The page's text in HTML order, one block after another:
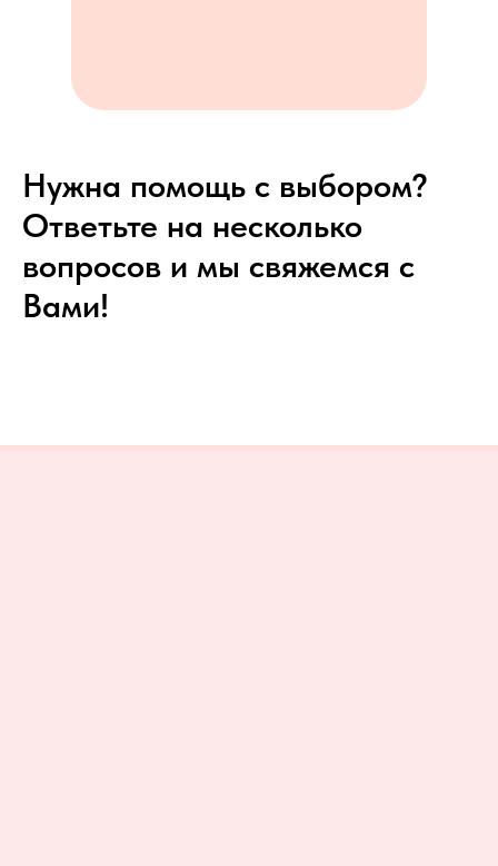
Нужна помощь с выбором?
Ответьте на несколько
вопросов и мы свяжемся с
Вами!